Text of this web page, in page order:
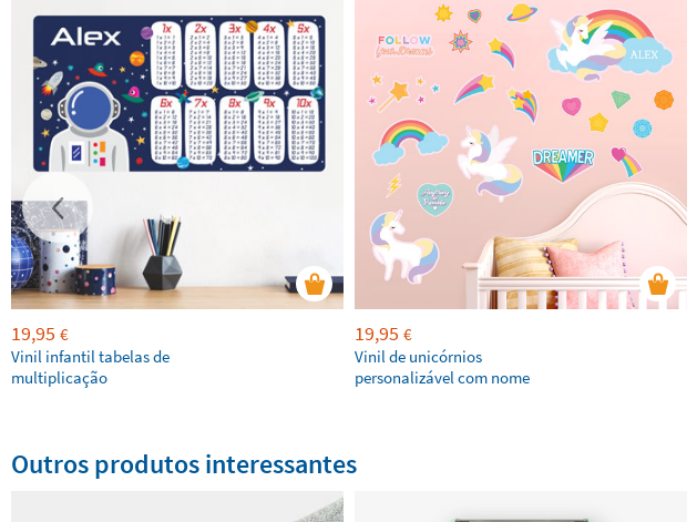
19,95 €
Vinil infantil tabelas de
multiplicação
19,95 €
Vinil de unicórnios
personalizável com nome
Outros produtos interessantes